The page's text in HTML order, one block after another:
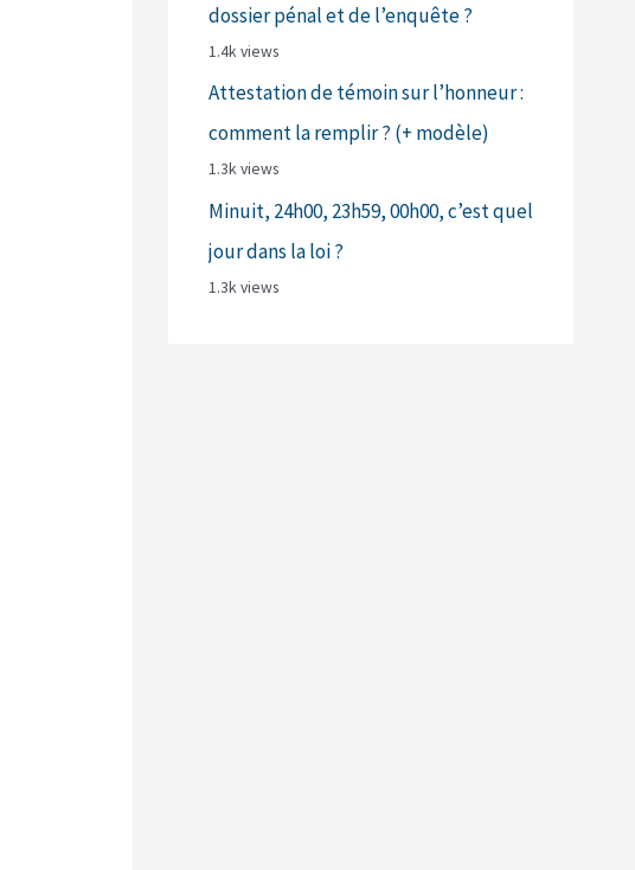
dossier pénal et de l’enquête ?
1.4k views
Attestation de témoin sur l’honneur :
comment la remplir ? (+ modèle)
1.3k views
Minuit, 24h00, 23h59, 00h00, c’est quel
jour dans la loi ?
1.3k views